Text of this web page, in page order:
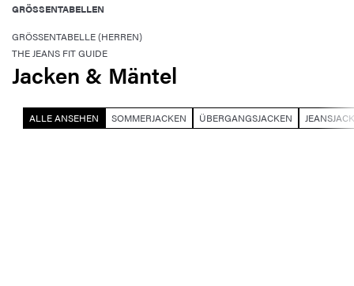
GRÖSSENTABELLEN
GRÖSSENTABELLE (HERREN)
THE JEANS FIT GUIDE
Jacken & Mäntel
ALLE ANSEHEN SOMMERJACKEN ÜBERGANGSJACKEN